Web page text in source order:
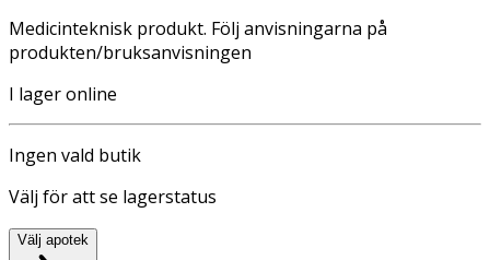
Medicinteknisk produkt. Följ anvisningarna på
produkten/bruksanvisningen
I lager online
Ingen vald butik
Välj för att se lagerstatus
Välj apotek